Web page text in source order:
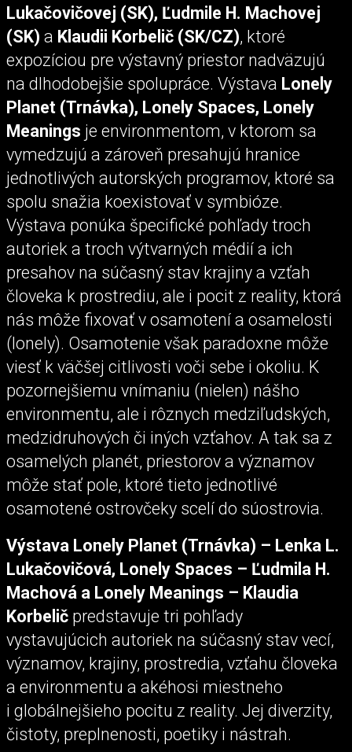
Lukačovičovej (SK), Ľudmile H. Machovej
(SK) a Klaudii Korbelič (SK/CZ), ktoré
expozíciou pre výstavný priestor nadväzujú
na dlhodobejšie spolupráce. Výstava Lonely
Planet (Trnávka), Lonely Spaces, Lonely
Meanings je environmentom, v ktorom sa
vymedzujú a zároveň presahujú hranice
jednotlivých autorských programov, ktoré sa
spolu snažia koexistovať v symbióze.
Výstava ponúka špecifické pohľady troch
autoriek a troch výtvarných médií a ich
presahov na súčasný stav krajiny a vzťah
človeka k prostrediu, ale i pocit z reality, ktorá
nás môže fixovať v osamotení a osamelosti
(lonely). Osamotenie však paradoxne môže
viesť k väčšej citlivosti voči sebe i okoliu. K
pozornejšiemu vnímaniu (nielen) nášho
environmentu, ale i rôznych medziľudských,
medzidruhových či iných vzťahov. A tak sa z
osamelých planét, priestorov a významov
môže stať pole, ktoré tieto jednotlivé
osamotené ostrovčeky scelí do súostrovia.
Výstava Lonely Planet (Trnávka) – Lenka L.
Lukačovičová, Lonely Spaces – Ľudmila H.
Machová a Lonely Meanings – Klaudia
Korbelič predstavuje tri pohľady
vystavujúcich autoriek na súčasný stav vecí,
významov, krajiny, prostredia, vzťahu človeka
a environmentu a akéhosi miestneho
i globálnejšieho pocitu z reality. Jej diverzity,
čistoty, preplnenosti, poetiky i nástrah.